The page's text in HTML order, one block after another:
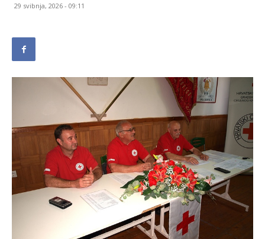
29 svibnja, 2026 - 09:11